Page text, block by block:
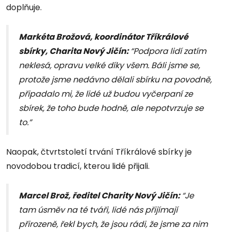
doplňuje.
Markéta Brožová, koordinátor Tříkrálové
sbírky, Charita Nový Jičín:“Podpora lidí zatím
neklesá, opravu velké díky všem. Báli jsme se,
protože jsme nedávno dělali sbírku na povodně,
připadalo mi, že lidé už budou vyčerpaní ze
sbírek, že toho bude hodně, ale nepotvrzuje se
to.”
Naopak, čtvrtstoletí trvání Tříkrálové sbírky je
novodobou tradicí, kterou lidé přijali.
Marcel Brož, ředitel Charity Nový Jičín:“Je
tam úsměv na té tváři, lidé nás přijímají
přirozeně, řekl bych, že jsou rádi, že jsme za nim